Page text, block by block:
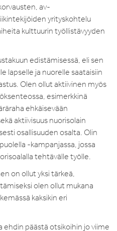
av-
yrityskohtelu
kulttuurin työllistävyyden
edistämisessä, eli sen
lapselle ja nuorelle saataisiin
Olen ollut aktiivinen myös
esimerkkinä
ehkäisevään
aktiivisuus nuorisolain
osallisuuden osalta. Olin
-kampanjassa, jossa
tehtävälle työlle.
on ollut yksi tärkeä,
olen ollut mukana
kaksikin eri
ehdin päästä otsikoihin jo viime